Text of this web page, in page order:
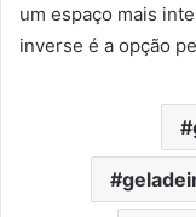
um espaço mais
inverse é a opção